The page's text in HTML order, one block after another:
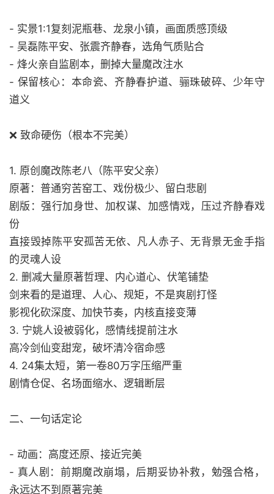
- 实景1:1复刻泥瓶巷、龙泉小镇，画面质感顶级
- 吴磊陈平安、张震齐静春，选角气质贴合
- 烽火亲自监剧本，删掉大量魔改注水
- 保留核心：本命瓷、齐静春护道、骊珠破碎、少年守
道义
❌ 致命硬伤（根本不完美）
1. 原创魔改陈老八（陈平安父亲）
原著：普通穷苦窑工、戏份极少、留白悲剧
剧版：强行加身世、加权谋、加感情戏，压过齐静春戏
份
直接毁掉陈平安孤苦无依、凡人赤子、无背景无金手指
的灵魂人设
2. 删减大量原著哲理、内心道心、伏笔铺垫
剑来看的是道理、人心、规矩，不是爽剧打怪
影视化砍深度、加快节奏，内核直接变薄
3. 宁姚人设被弱化，感情线提前注水
高冷剑仙变甜宠，破坏清冷宿命感
4. 24集太短，第一卷80万字压缩严重
剧情仓促、名场面缩水、逻辑断层
二、一句话定论
- 动画：高度还原、接近完美
- 真人剧：前期魔改崩塌，后期妥协补救，勉强合格，
永远达不到原著完美